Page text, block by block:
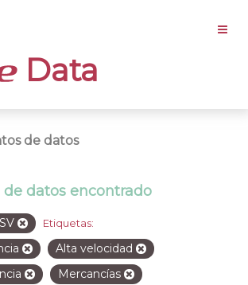
Data
de datos
de datos encontrado
Etiquetas:
Alta velocidad
Mercancías